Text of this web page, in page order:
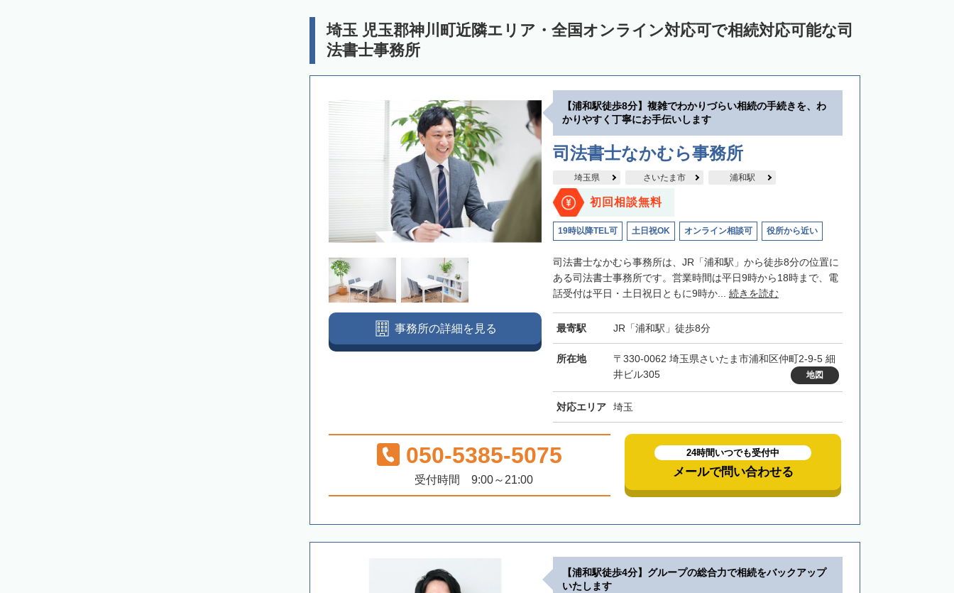
埼玉 児玉郡神川町近隣エリア・全国オンライン対応可で相続対応可能な司
法書士事務所
【浦和駅徒歩8分】複雑でわかりづらい相続の手続きを、わ
かりやすく丁寧にお手伝いします
司法書士なかむら事務所
埼玉県 さいたま市 浦和駅
初回相談無料
19時以降TEL可 土日祝OK オンライン相談可 役所から近い
司法書士なかむら事務所は、JR「浦和駅」から徒歩8分の位置に
ある司法書士事務所です。営業時間は平日9時から18時まで、電
話受付は平日・土日祝日ともに9時か... 続きを読む
最寄駅 JR「浦和駅」徒歩8分
所在地
〒330-0062 埼玉県さいたま市浦和区仲町2-9-5 細
井ビル305
地図
対応エリア 埼玉
事務所の詳細を見る
050-5385-5075
受付時間 9:00～21:00
24時間いつでも受付中
メールで問い合わせる
【浦和駅徒歩4分】グループの総合力で相続をバックアップ
いたします